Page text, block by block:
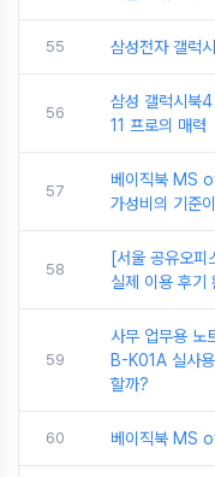
55 삼성전자 갤럭
56
삼성 갤럭시북
11 프로의 매력
57
베이직북 MS
가성비의 기준
58
[서울 공유오
실제 이용 후기
59
사무 업무용
B-K01A 실사
할까?
60 베이직북 MS